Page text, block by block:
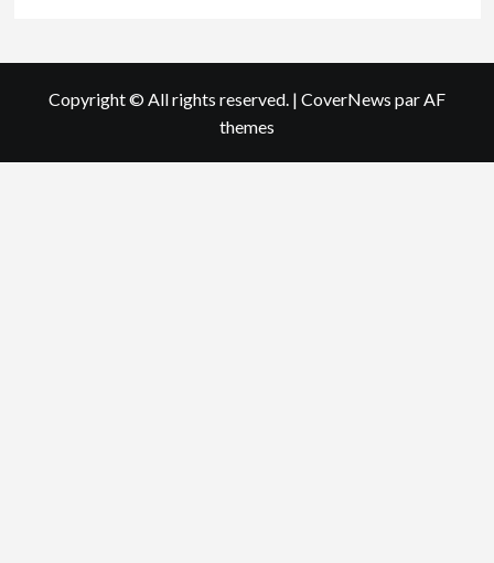
Copyright © All rights reserved. | CoverNews par AF
themes